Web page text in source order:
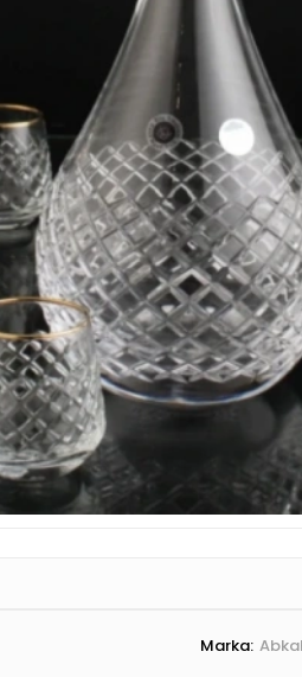
Marka: